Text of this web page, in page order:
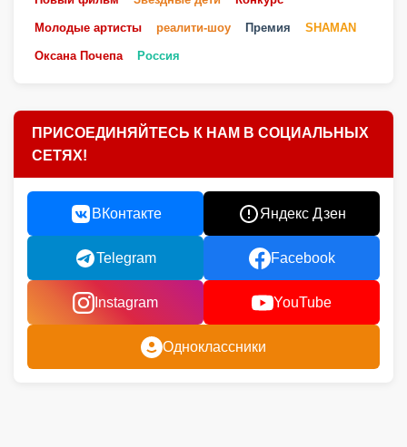
Молодые артисты реалити-шоу Премия SHAMAN
Оксана Почепа Россия
ПРИСОЕДИНЯЙТЕСЬ К НАМ В СОЦИАЛЬНЫХ
СЕТЯХ!
ВКонтакте Яндекс Дзен
Telegram Facebook
Instagram YouTube
Одноклассники